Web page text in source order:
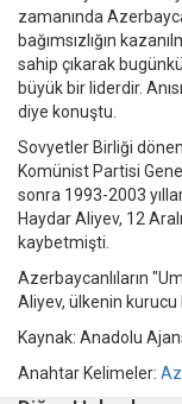
zamanında
bağımsızlığın
sahip çıkarak
büyük bir liderdir.
diye konuştu.
Sovyetler Birliği
Komünist Partisi
sonra 1993-2003
Haydar Aliyev, 12
kaybetmişti.
Azerbaycanlıların
Aliyev, ülkenin
Kaynak: Anadolu
Anahtar Kelimeler: